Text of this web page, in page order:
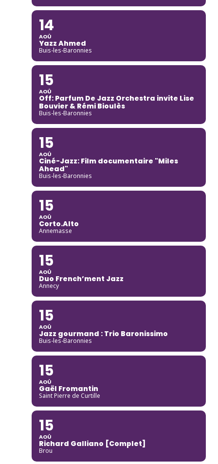
14
AOÛ
Yazz Ahmed
Buis-les-Baronnies
15
AOÛ
Off: Parfum De Jazz Orchestra invite Lise
Bouvier & Rémi Bioulès
Buis-les-Baronnies
15
AOÛ
Ciné-Jazz: Film documentaire "Miles
Ahead"
Buis-les-Baronnies
15
AOÛ
Corto.Alto
Annemasse
15
AOÛ
Duo French’ment Jazz
Annecy
15
AOÛ
Jazz gourmand : Trio Baronissimo
Buis-les-Baronnies
15
AOÛ
Gaël Fromantin
Saint Pierre de Curtille
15
AOÛ
Richard Galliano [Complet]
Brou